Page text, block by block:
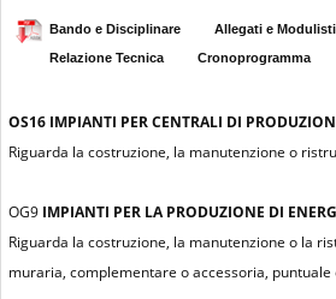
Bando e Disciplinare Allegati e
Relazione Tecnica
Cronoprogramma
OS16 IMPIANTI PER CENTRALI DI
Riguarda la costruzione, la manutenzione o
OG9 IMPIANTI PER LA PRODUZIONE DI
Riguarda la costruzione, la manutenzione o la
muraria, complementare o accessoria,